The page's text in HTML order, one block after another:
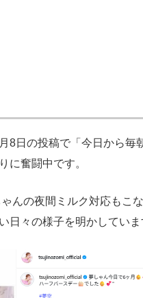
8日の投稿で「今日から毎
に奮闘中です。
んの夜間ミルク対応もこ
日々の様子を明かしていま